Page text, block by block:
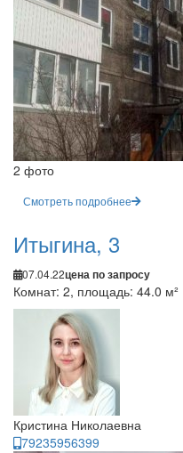
2 фото
Смотреть подробнее
Итыгина, 3
07.04.22цена по запросу
Комнат: 2, площадь: 44.0 м²
Кристина Николаевна
79235956399